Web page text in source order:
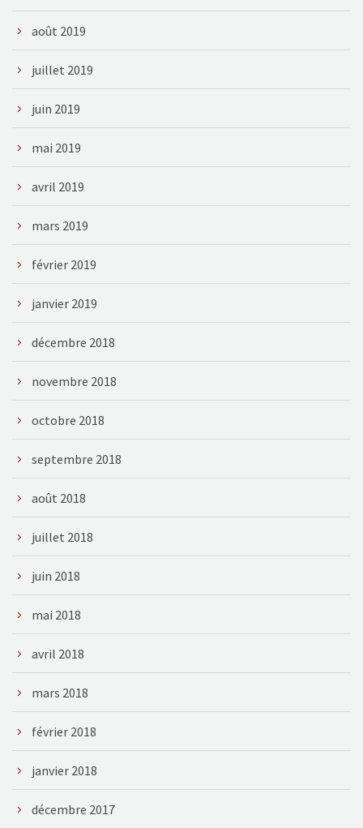
août 2019
juillet 2019
juin 2019
mai 2019
avril 2019
mars 2019
février 2019
janvier 2019
décembre 2018
novembre 2018
octobre 2018
septembre 2018
août 2018
juillet 2018
juin 2018
mai 2018
avril 2018
mars 2018
février 2018
janvier 2018
décembre 2017